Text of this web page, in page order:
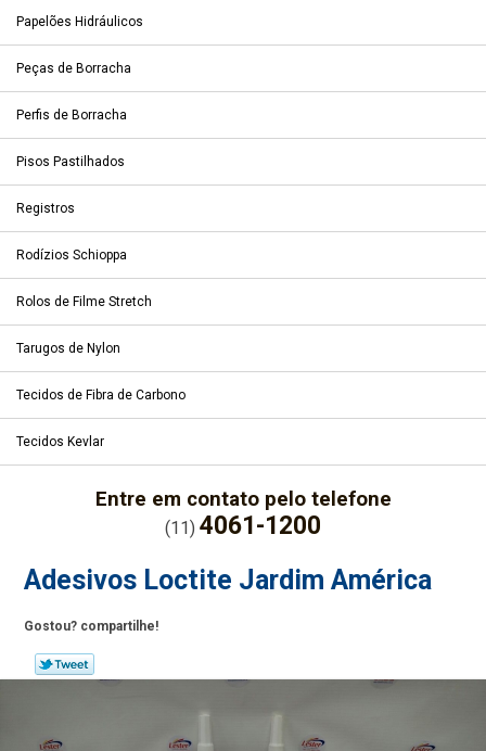
Papelões Hidráulicos
Peças de Borracha
Perfis de Borracha
Pisos Pastilhados
Registros
Rodízios Schioppa
Rolos de Filme Stretch
Tarugos de Nylon
Tecidos de Fibra de Carbono
Tecidos Kevlar
Entre em contato pelo telefone
(11) 4061-1200
Adesivos Loctite Jardim América
Gostou? compartilhe!